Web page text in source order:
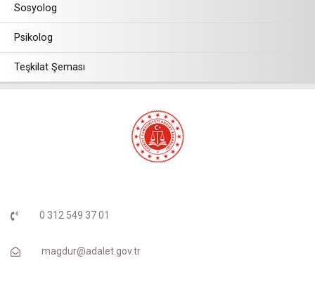
Sosyolog
Psikolog
Teşkilat Şeması
0 312 549 37 01
magdur@adalet.gov.tr